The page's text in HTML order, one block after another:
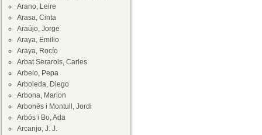
Arano, Leire
Arasa, Cinta
Araújo, Jorge
Araya, Emilio
Araya, Rocío
Arbat Serarols, Carles
Arbelo, Pepa
Arboleda, Diego
Arbona, Marion
Arbonès i Montull, Jordi
Arbós i Bo, Ada
Arcanjo, J. J.